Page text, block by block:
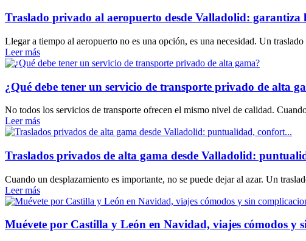
Traslado privado al aeropuerto desde Valladolid:
Llegar a tiempo al aeropuerto no es una opción, es una necesidad. Un
Leer más
¿Qué debe tener un servicio de transporte privado de alta
No todos los servicios de transporte ofrecen el mismo nivel de calidad.
Leer más
Traslados privados de alta gama desde Valladolid:
Cuando un desplazamiento es importante, no se puede dejar al azar. Un
Leer más
Muévete por Castilla y León en Navidad, viajes cómodos y